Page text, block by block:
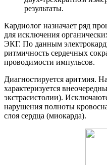
результаты.
Кардиолог назначает ряд
для исключения
ЭКГ. По данным
ритмичность сердечных
проводимости импульсов.
Диагностируется аритмия.
характеризуется
экстрасистолии).
нарушения полноты
слоя сердца (миокарда).